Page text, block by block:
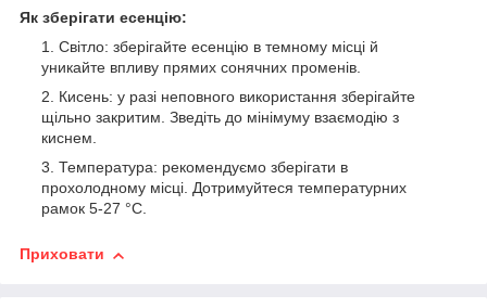
Як зберігати есенцію:
Світло: зберігайте есенцію в темному місці й
уникайте впливу прямих сонячних променів.
Кисень: у разі неповного використання зберігайте
щільно закритим. Зведіть до мінімуму взаємодію з
киснем.
Температура: рекомендуємо зберігати в
прохолодному місці. Дотримуйтеся температурних
рамок 5-27 °С.
Приховати